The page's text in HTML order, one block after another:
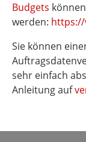
Budgets
werden:
Sie können
sehr einfach
Anleitung auf